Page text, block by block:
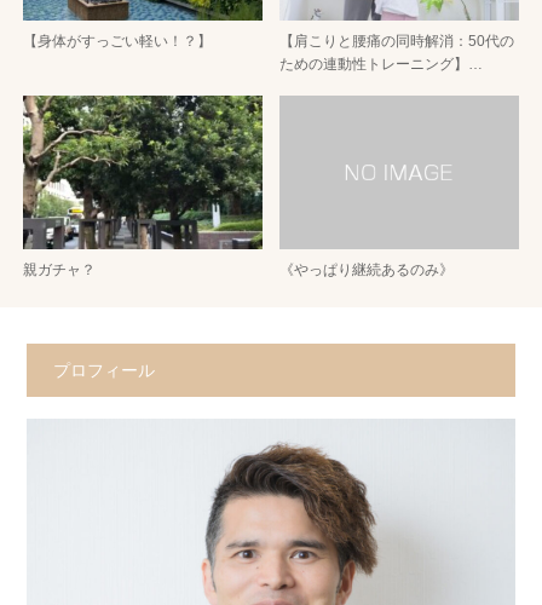
【身体がすっごい軽い！？】
【肩こりと腰痛の同時解消：50代の
ための連動性トレーニング】…
親ガチャ？ 《やっぱり継続あるのみ》
プロフィール